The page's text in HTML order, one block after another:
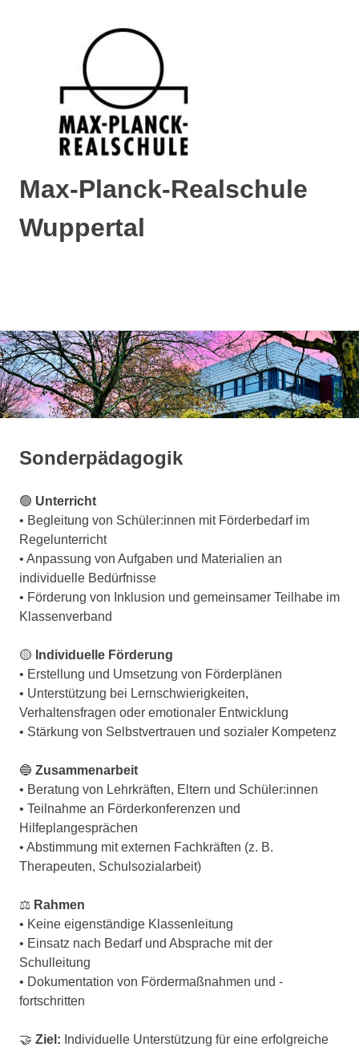
Zum
Inhalt
springen
Max-Planck-Realschule
Wuppertal
Sonderpädagogik
🟢 Unterricht
• Begleitung von Schüler:innen mit Förderbedarf im
Regelunterricht
• Anpassung von Aufgaben und Materialien an
individuelle Bedürfnisse
• Förderung von Inklusion und gemeinsamer Teilhabe im
Klassenverband
🟡 Individuelle Förderung
• Erstellung und Umsetzung von Förderplänen
• Unterstützung bei Lernschwierigkeiten,
Verhaltensfragen oder emotionaler Entwicklung
• Stärkung von Selbstvertrauen und sozialer Kompetenz
🔵 Zusammenarbeit
• Beratung von Lehrkräften, Eltern und Schüler:innen
• Teilnahme an Förderkonferenzen und
Hilfeplangesprächen
• Abstimmung mit externen Fachkräften (z. B.
Therapeuten, Schulsozialarbeit)
⚖️ Rahmen
• Keine eigenständige Klassenleitung
• Einsatz nach Bedarf und Absprache mit der
Schulleitung
• Dokumentation von Fördermaßnahmen und -
fortschritten
🤝 Ziel: Individuelle Unterstützung für eine erfolgreiche